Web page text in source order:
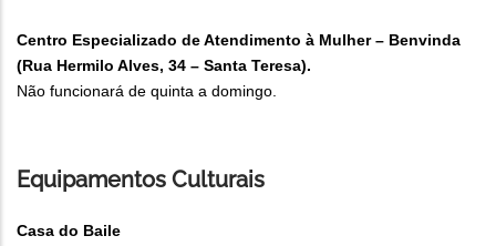
Centro Especializado de Atendimento à Mulher – Benvinda
(Rua Hermilo Alves, 34 – Santa Teresa).
Não funcionará de quinta a domingo.
Equipamentos Culturais
Casa do Baile